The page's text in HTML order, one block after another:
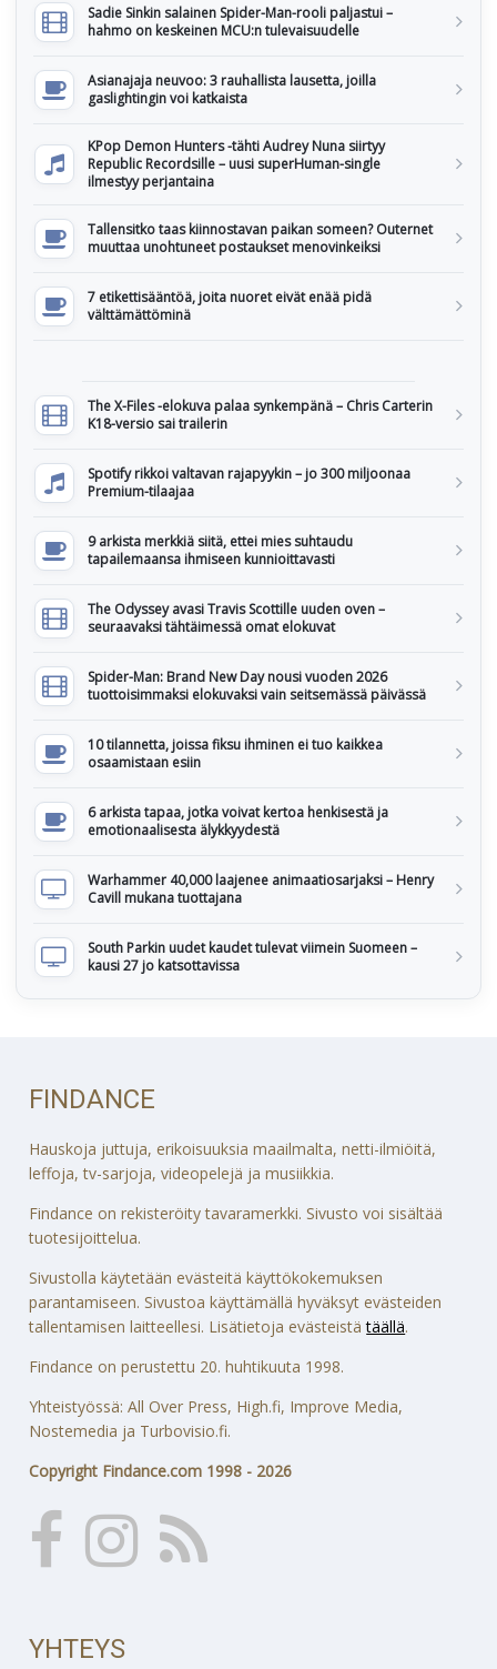
Sadie Sinkin salainen Spider-Man-rooli paljastui –
hahmo on keskeinen MCU:n tulevaisuudelle
Asianajaja neuvoo: 3 rauhallista lausetta, joilla
gaslightingin voi katkaista
KPop Demon Hunters -tähti Audrey Nuna siirtyy
Republic Recordsille – uusi superHuman-single
ilmestyy perjantaina
Tallensitko taas kiinnostavan paikan someen? Outernet
muuttaa unohtuneet postaukset menovinkeiksi
7 etikettisääntöä, joita nuoret eivät enää pidä
välttämättöminä
The X-Files -elokuva palaa synkempänä – Chris Carterin
K18-versio sai trailerin
Spotify rikkoi valtavan rajapyykin – jo 300 miljoonaa
Premium-tilaajaa
9 arkista merkkiä siitä, ettei mies suhtaudu
tapailemaansa ihmiseen kunnioittavasti
The Odyssey avasi Travis Scottille uuden oven –
seuraavaksi tähtäimessä omat elokuvat
Spider-Man: Brand New Day nousi vuoden 2026
tuottoisimmaksi elokuvaksi vain seitsemässä päivässä
10 tilannetta, joissa fiksu ihminen ei tuo kaikkea
osaamistaan esiin
6 arkista tapaa, jotka voivat kertoa henkisestä ja
emotionaalisesta älykkyydestä
Warhammer 40,000 laajenee animaatiosarjaksi – Henry
Cavill mukana tuottajana
South Parkin uudet kaudet tulevat viimein Suomeen –
kausi 27 jo katsottavissa
FINDANCE
Hauskoja juttuja, erikoisuuksia maailmalta, netti-ilmiöitä,
leffoja, tv-sarjoja, videopelejä ja musiikkia.
Findance on rekisteröity tavaramerkki. Sivusto voi sisältää
tuotesijoittelua.
Sivustolla käytetään evästeitä käyttökokemuksen
parantamiseen. Sivustoa käyttämällä hyväksyt evästeiden
tallentamisen laitteellesi. Lisätietoja evästeistätäällä.
Findance on perustettu 20. huhtikuuta 1998.
Yhteistyössä: All Over Press, High.fi, Improve Media,
Nostemedia ja Turbovisio.fi.
Copyright Findance.com 1998 - 2026
YHTEYS